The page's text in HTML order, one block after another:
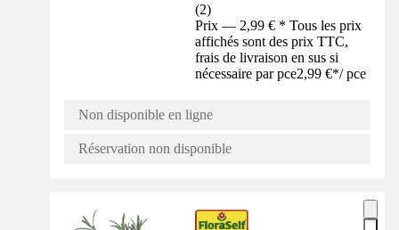
(2)
Prix — 2,99 € * Tous les prix
affichés sont des prix TTC,
frais de livraison en sus si
nécessaire par pce2,99 €*/ pce
Non disponible en ligne
Réservation non disponible